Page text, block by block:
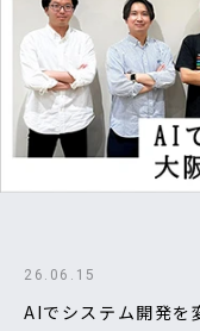
26.06.15
AIでシステム開発